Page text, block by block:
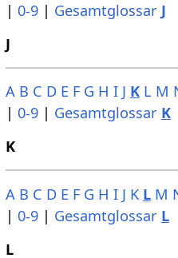
| 0-9| Gesamtglossar J
J
A B C D E F G H I J K L M
| 0-9| Gesamtglossar K
K
A B C D E F G H I J K L M
| 0-9| Gesamtglossar L
L